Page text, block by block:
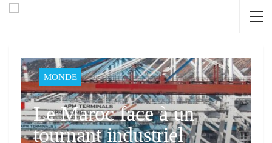
MONDE
Le Maroc face à un
tournant industriel